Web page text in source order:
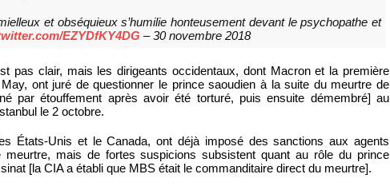
et obséquieux s’humilie honteusement devant le psychopathe et
EZYDfKY4DG – 30 novembre 2018
pas clair, mais les dirigeants occidentaux, dont Macron et la première
ont juré de questionner le prince saoudien à la suite du meurtre de
par étouffement après avoir été torturé, puis ensuite démembré] au
le 2 octobre.
États-Unis et le Canada, ont déjà imposé des sanctions aux agents
meurtre, mais de fortes suspicions subsistent quant au rôle du prince
[la CIA a établi que MBS était le commanditaire direct du meurtre].